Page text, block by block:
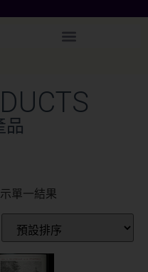
品
單一結果